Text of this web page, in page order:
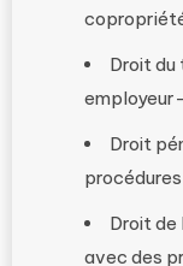
Droit
Droit
Droit de
avec des